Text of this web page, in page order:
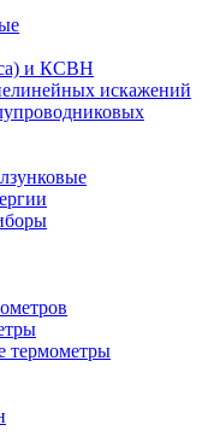
и КСВН
искажений
термометры